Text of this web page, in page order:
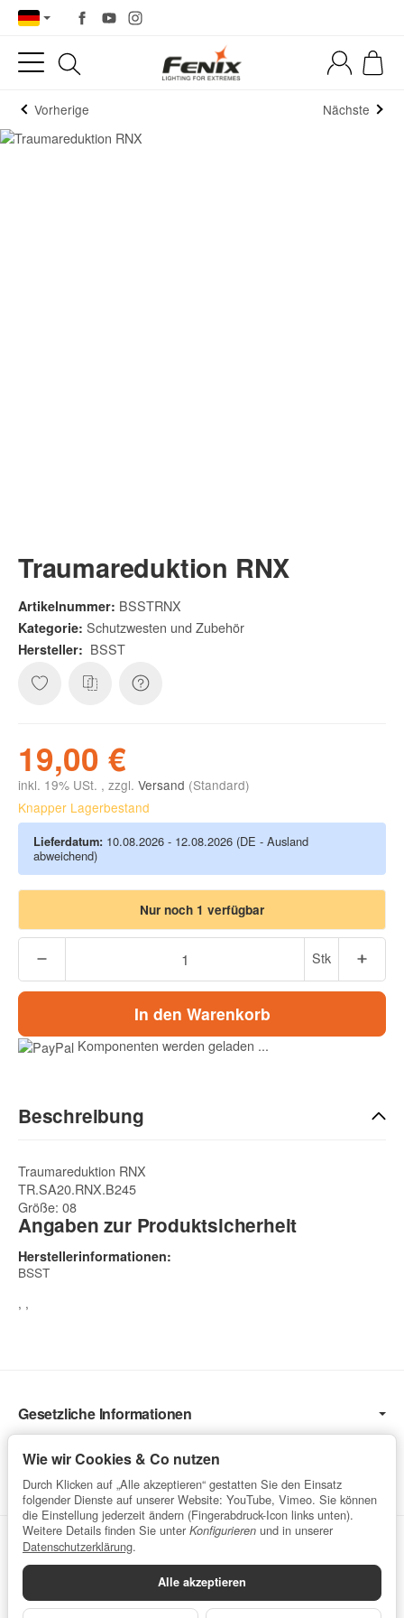
Vorherige Nächste
Traumareduktion RNX
Artikelnummer: BSSTRNX
Kategorie: Schutzwesten und Zubehör
Hersteller: BSST
19,00 €
inkl. 19% USt. , zzgl. Versand (Standard)
Knapper Lagerbestand
Lieferdatum: 10.08.2026 - 12.08.2026 (DE - Ausland
abweichend)
Nur noch 1 verfügbar
Stk
In den Warenkorb
Komponenten werden geladen ...
Beschreibung
Traumareduktion RNX
TR.SA20.RNX.B245
Größe: 08
Angaben zur Produktsicherheit
Herstellerinformationen:
BSST
, ,
Gesetzliche Informationen
Service
Vertrag widerrufen
Datenschutzerklärung•Impressum
Wie wir Cookies & Co nutzen
Durch Klicken auf „Alle akzeptieren“ gestatten Sie den Einsatz
folgender Dienste auf unserer Website: YouTube, Vimeo. Sie können
die Einstellung jederzeit ändern (Fingerabdruck-Icon links unten).
Weitere Details finden Sie unter Konfigurieren und in unserer
Datenschutzerklärung.
Alle akzeptieren